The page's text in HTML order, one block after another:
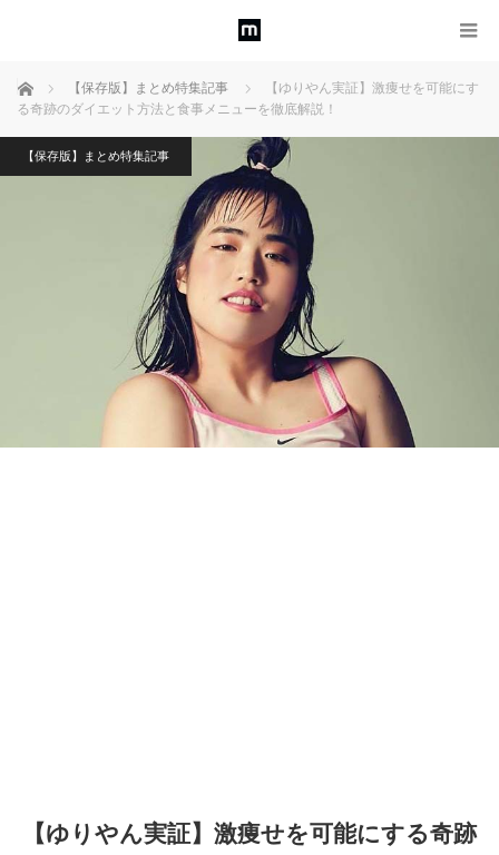
ホーム 【保存版】まとめ特集記事
【ゆりやん実証】激痩せを可能にす
る奇跡のダイエット方法と食事メニューを徹底解説！
【保存版】まとめ特集記事
【ゆりやん実証】激痩せを可能にする奇跡